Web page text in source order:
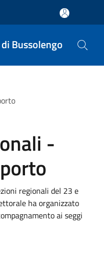
Bussolengo
-
regionali del 23 e
ha organizzato
ai seggi